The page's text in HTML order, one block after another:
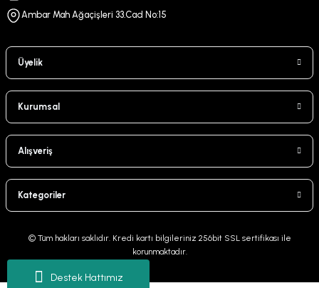
Destek Hattımız
Ambar Mah Ağaçişleri 33.Cad No:15
Üyelik
Kurumsal
Alışveriş
Kategoriler
© Tüm hakları saklıdır. Kredi kartı bilgileriniz 256bit SSL sertifikası ile
korunmaktadır.